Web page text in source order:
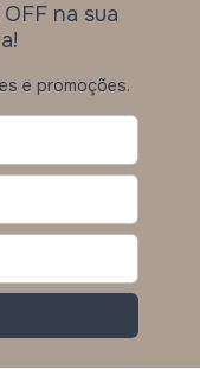
na sua
e promoções.